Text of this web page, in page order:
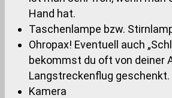
Hand hat.
Taschenlampe bzw.
Ohropax! Eventuell auch
bekommst du oft von deiner
Langstreckenflug geschenkt.
Kamera